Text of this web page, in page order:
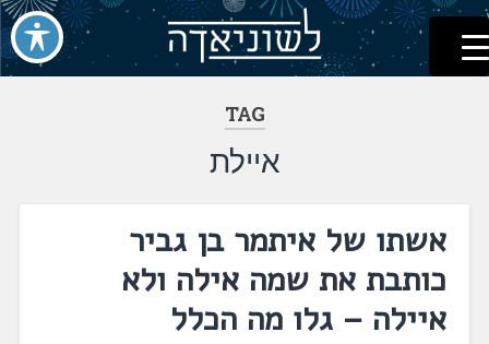
דלג
לתוכן
לשוניאדה
עברית. לשון. שפה
TAG
איילת
אשתו של איתמר בן גביר
כותבת את שמה אילה ולא
איילה – גלו מה הכלל